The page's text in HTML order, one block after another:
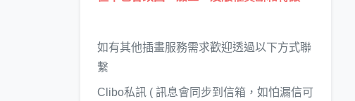
如有其他插畫服務需求歡迎透過以下方式聯
繫
Clibo私訊 ( 訊息會同步到信箱，如怕漏信可